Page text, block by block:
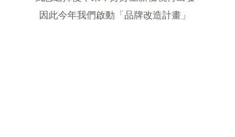
因此今年我們啟動「品牌改造計畫」